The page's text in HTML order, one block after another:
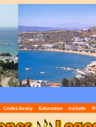
CodeLibrary Education Include